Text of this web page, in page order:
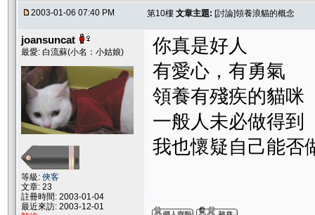
2003-01-06 07:40 PM 第10樓 文章主題: [討論]領養浪貓的概念
joansuncat
最愛: 白流蘇(小名：小姑娘)
等級: 俠客
文章: 23
註冊時間: 2003-01-04
最近來訪: 2003-12-01
你真是好人
有愛心，有勇氣
領養有殘疾的貓咪
一般人未必做得到
我也懷疑自己能否